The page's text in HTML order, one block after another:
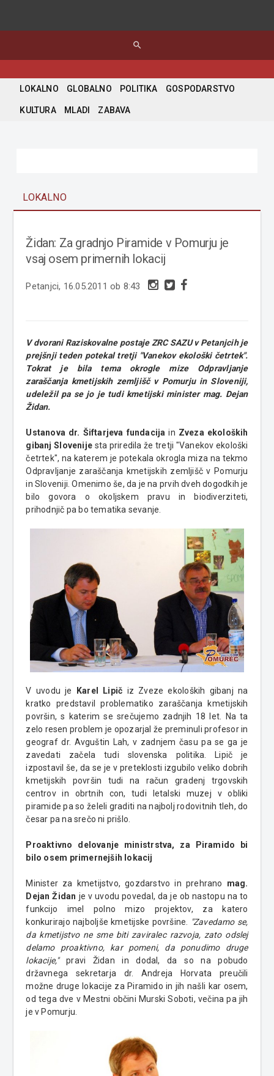
search
LOKALNO GLOBALNO POLITIKA GOSPODARSTVO
KULTURA MLADI ZABAVA
LOKALNO
Židan: Za gradnjo Piramide v Pomurju je
vsaj osem primernih lokacij
Petanjci, 16.05.2011 ob 8:43
V dvorani Raziskovalne postaje ZRC SAZU v Petanjcih je
prejšnji teden potekal tretji "Vanekov ekološki četrtek".
Tokrat je bila tema okrogle mize Odpravljanje
zaraščanja kmetijskih zemljišč v Pomurju in Sloveniji,
udeležil pa se jo je tudi kmetijski minister mag. Dejan
Židan.
Ustanova dr. Šiftarjeva fundacija in Zveza ekoloških
gibanj Slovenije sta priredila že tretji "Vanekov ekološki
četrtek", na katerem je potekala okrogla miza na tekmo
Odpravljanje zaraščanja kmetijskih zemljišč v Pomurju
in Sloveniji. Omenimo še, da je na prvih dveh dogodkih je
bilo govora o okoljskem pravu in biodiverziteti,
prihodnjič pa bo tematika sevanje.
V uvodu je Karel Lipič iz Zveze ekoloških gibanj na
kratko predstavil problematiko zaraščanja kmetijskih
površin, s katerim se srečujemo zadnjih 18 let. Na ta
zelo resen problem je opozarjal že preminuli profesor in
geograf dr. Avguštin Lah, v zadnjem času pa se ga je
zavedati začela tudi slovenska politika. Lipič je
izpostavil še, da se je v preteklosti izgubilo veliko dobrih
kmetijskih površin tudi na račun gradenj trgovskih
centrov in obrtnih con, tudi letalski muzej v obliki
piramide pa so želeli graditi na najbolj rodovitnih tleh, do
česar pa na srečo ni prišlo.
Proaktivno delovanje ministrstva, za Piramido bi
bilo osem primernejših lokacij
Minister za kmetijstvo, gozdarstvo in prehrano
mag.
Dejan Židan je v uvodu povedal, da je ob nastopu na to
funkcijo imel polno mizo projektov, za katero
konkurirajo najboljše kmetijske površine.
"Zavedamo se,
da kmetijstvo ne sme biti zaviralec razvoja, zato odslej
delamo proaktivno, kar pomeni, da ponudimo druge
lokacije,"pravi Židan in dodal, da so na pobudo
državnega sekretarja dr. Andreja Horvata preučili
možne druge lokacije za Piramido in jih našli kar osem,
od tega dve v Mestni občini Murski Soboti, večina pa jih
je v Pomurju.